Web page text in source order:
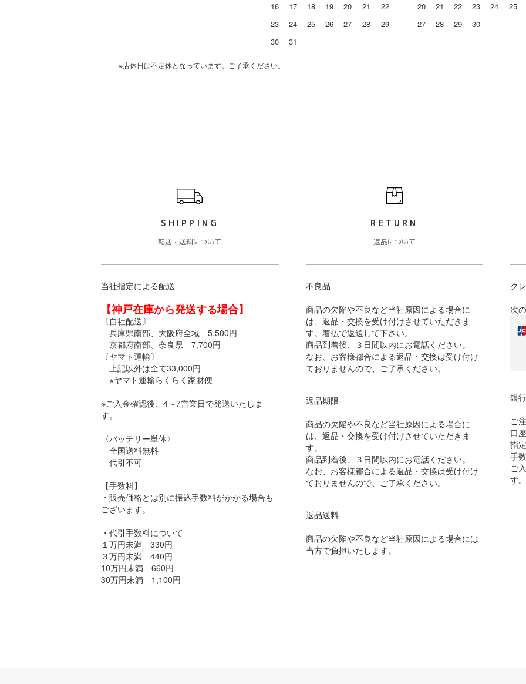
16
17 18 19 20 21
22
23
24 25 26 27 28
29
30
31
20
21 22 23 24 25
27
28 29 30
※店休日は不定休となっています。ご了承ください。
SHIPPING
配送・送料について
当社指定による配送
【神戸在庫から発送する場合】
〔自社配送〕
兵庫県南部、大阪府全域 5,500円
京都府南部、奈良県 7,700円
〔ヤマト運輸〕
上記以外は全て33,000円
※ヤマト運輸らくらく家財便
※ご入金確認後、4～7営業日で発送いたしま
す。
〈バッテリー単体〉
全国送料無料
代引不可
【手数料】
・販売価格とは別に振込手数料がかかる場合も
ございます。
・代引手数料について
１万円未満 330円
３万円未満 440円
10万円未満 660円
30万円未満 1,100円
RETURN
返品について
不良品
商品の欠陥や不良など当社原因による場合に
は、返品・交換を受け付けさせていただきま
す。着払で返送して下さい。
商品到着後、３日間以内にお電話ください。
なお、お客様都合による返品・交換は受け付け
ておりませんので、ご了承ください。
返品期限
商品の欠陥や不良など当社原因による場合に
は、返品・交換を受け付けさせていただきま
す。
商品到着後、３日間以内にお電話ください。
なお、お客様都合による返品・交換は受け付け
ておりませんので、ご了承ください。
返品送料
商品の欠陥や不良など当社原因による場合には
当方で負担いたします。
ク
次
銀
ご
口
指
手
ご
す。